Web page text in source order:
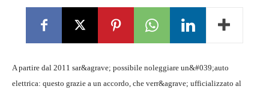
A partire dal 2011 sar&agrave; possibile noleggiare un&#039;auto
elettrica: questo grazie a un accordo, che verr&agrave; ufficializzato al